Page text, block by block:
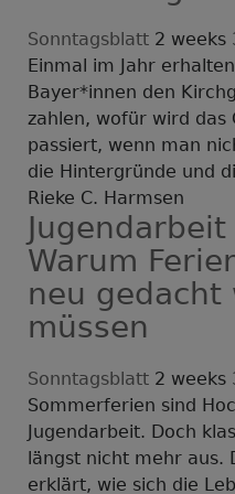
Sonntagsblatt 2 weeks
Einmal im Jahr
Bayer*innen den
zahlen, wofür wird das
passiert, wenn man
die Hintergründe und
Rieke C. Harmsen
Warum
neu gedacht
müssen
Sonntagsblatt 2 weeks
Sommerferien sind
Jugendarbeit. Doch
längst nicht mehr aus.
erklärt, wie sich die